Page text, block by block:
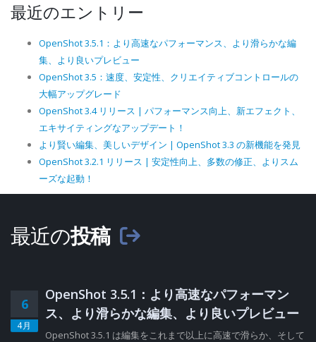
最近のエントリー
OpenShot 3.5.1：より高速なパフォーマンス、より滑らかな編
集、より良いプレビュー
OpenShot 3.5：速度、安定性、クリエイティブコントロールの
大幅アップグレード
OpenShot 3.4 リリース | パフォーマンス向上、新エフェクト、
エキサイティングなアップデート！
より賢い編集、美しいデザイン | OpenShot 3.3 の新機能を発見
OpenShot 3.2.1 リリース | 安定性向上、多数の修正、よりスム
ーズな起動！
最近の投稿
6
4月
OpenShot 3.5.1：より高速なパフォーマン
ス、より滑らかな編集、より良いプレビュー
OpenShot 3.5.1 は編集をこれまで以上に高速で滑らか、そして